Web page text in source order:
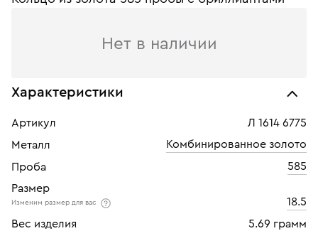
Нет в наличии
Характеристики
Артикул
Л 1614 6775
Металл
Комбинированное золото
Проба
585
Размер
Изменим размер для вас
18.5
Вес изделия
5.69 грамм